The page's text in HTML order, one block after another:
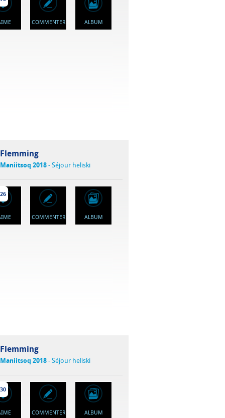
COMMENTER ALBUM
Flemming
Maniitsoq 2018- Séjour heliski
COMMENTER ALBUM
Flemming
Maniitsoq 2018- Séjour heliski
COMMENTER ALBUM